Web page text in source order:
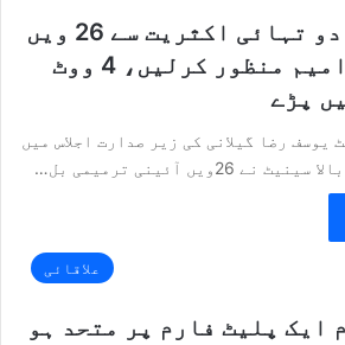
سینیٹ نے دو تہائی اکثریت سے 26 ویں
آئینی ترامیم منظور کرلیں، 4 ووٹ
پڑے
یوسف رضا گیلانی کی زیر صدارت اجلاس میں
26ویں آئینی ترمیمی بل…
علاقائی
ایک پلیٹ فارم پر متحد ہو